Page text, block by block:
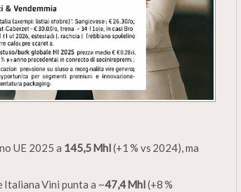
UE 2025 a 145,5 Mhl(+1 % vs 2024), ma
Vini punta a ~47,4 Mhl(+8 %